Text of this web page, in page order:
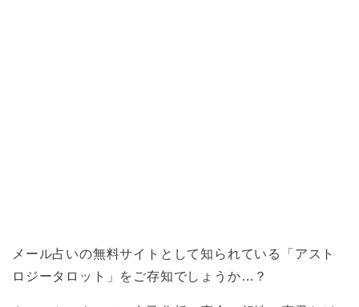
メール占いの無料サイトとして知られている「アスト
ロジータロット」をご存知でしょうか…？